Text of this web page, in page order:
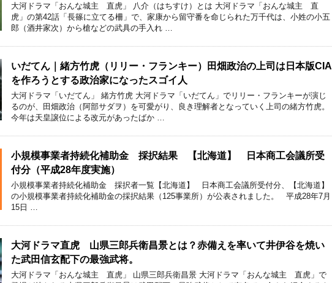
大河ドラマ「おんな城主 直虎」 八介（はちすけ）とは 大河ドラマ「おんな城主 直
虎」の第42話「長篠に立てる柵」で、家康から留守番を命じられた万千代は、小姓の小五
郎（酒井家次）から槍などの武具の手入れ …
いだてん｜緒方竹虎（リリー・フランキー）田畑政治の上司は日本版CIA
を作ろうとする政治家になったスゴイ人
大河ドラマ「いだてん」 緒方竹虎 大河ドラマ「いだてん」でリリー・フランキーが演じ
るのが、田畑政治（阿部サダヲ）を可愛がり、良き理解者となっていく上司の緒方竹虎。
今年は天皇譲位による改元があったばか …
小規模事業者持続化補助金 採択結果 【北海道】 日本商工会議所受
付分（平成28年度実施）
小規模事業者持続化補助金 採択者一覧【北海道】 日本商工会議所受付分、【北海道】
の小規模事業者持続化補助金の採択結果（125事業所）が公表されました。 平成28年7月
15日 …
大河ドラマ直虎 山県三郎兵衛昌景とは？赤備えを率いて井伊谷を焼い
た武田信玄配下の最強武将。
大河ドラマ「おんな城主 直虎」 山県三郎兵衛昌景 大河ドラマ「おんな城主 直虎」で